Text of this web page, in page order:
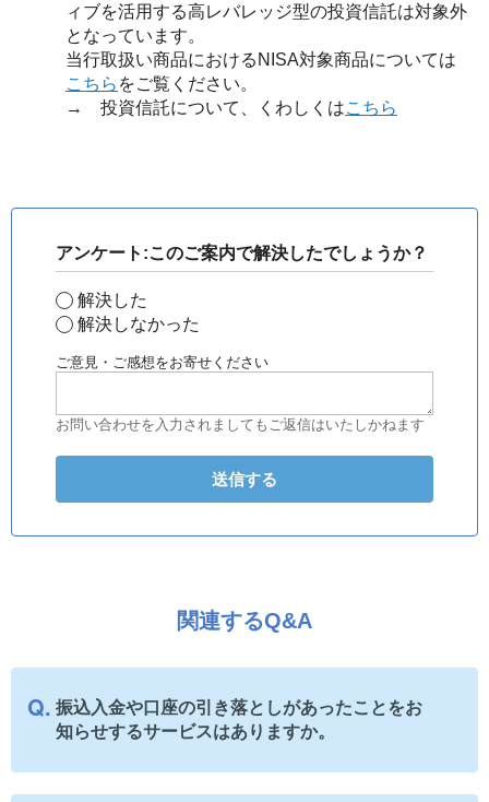
ィブを活用する高レバレッジ型の投資信託は対象外
となっています。
当行取扱い商品におけるNISA対象商品については
こちら をご覧ください。
→ 投資信託について、くわしくはこちら
アンケート:このご案内で解決したでしょうか？
解決した
解決しなかった
ご意見・ご感想をお寄せください
お問い合わせを入力されましてもご返信はいたしかねます
関連するQ&A
振込入金や口座の引き落としがあったことをお
知らせするサービスはありますか。